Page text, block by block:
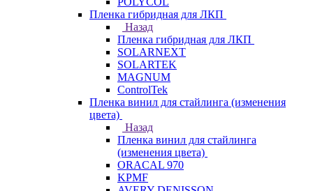
Пленка гибридная для ЛКП
Назад
Пленка гибридная для ЛКП
SOLARNEXT
SOLARTEK
MAGNUM
ControlTek
Пленка винил для стайлинга (изменения
цвета)
Назад
Пленка винил для стайлинга
(изменения цвета)
ORACAL 970
KPMF